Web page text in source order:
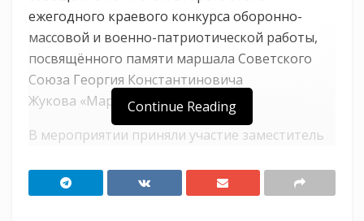
ежегодного краевого конкурса оборонно-
массовой и военно-патриотической работы,
посвящённого памяти маршала Советского
Союза Георгия Константиновича
Жукова «Марш Победы».
В мероприятии приняли участие заместитель
настоятель храма Серафима Саровского отец
Александр, специалисты МКУ «Казаки Анапы»
Continue Reading